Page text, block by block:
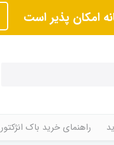
امکان پذیر است
راهنمای خرید باک انژکتور